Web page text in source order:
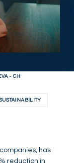
- CH
has
reduction in